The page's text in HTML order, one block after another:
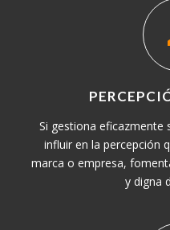
Si gestiona eficazmente
influir en la percepción
marca o empresa,
y digna